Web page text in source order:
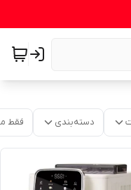
دسته‌بندی فقط